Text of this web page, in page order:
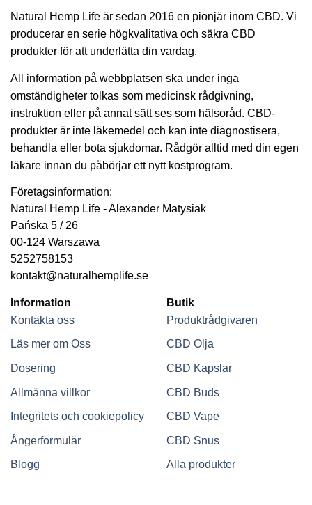
Natural Hemp Life är sedan 2016 en pionjär inom CBD. Vi
producerar en serie högkvalitativa och säkra CBD
produkter för att underlätta din vardag.
All information på webbplatsen ska under inga
omständigheter tolkas som medicinsk rådgivning,
instruktion eller på annat sätt ses som hälsoråd. CBD-
produkter är inte läkemedel och kan inte diagnostisera,
behandla eller bota sjukdomar. Rådgör alltid med din egen
läkare innan du påbörjar ett nytt kostprogram.
Företagsinformation:
Natural Hemp Life - Alexander Matysiak
Pańska 5 / 26
00-124 Warszawa
5252758153
kontakt@naturalhemplife.se
Information
Kontakta oss
Läs mer om Oss
Dosering
Allmänna villkor
Integritets och cookiepolicy
Ångerformulär
Blogg
Butik
Produktrådgivaren
CBD Olja
CBD Kapslar
CBD Buds
CBD Vape
CBD Snus
Alla produkter